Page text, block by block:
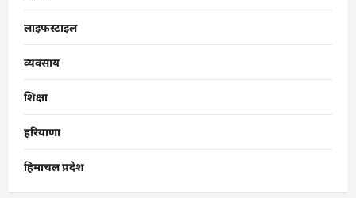
लाइफस्टाइल
व्यवसाय
शिक्षा
हरियाणा
हिमाचल प्रदेश